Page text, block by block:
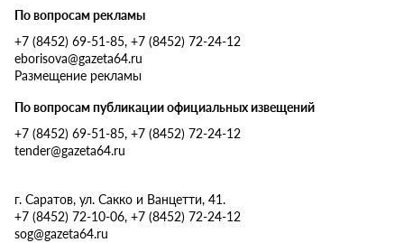
По вопросам рекламы
+7 (8452) 69-51-85, +7 (8452) 72-24-12
eborisova@gazeta64.ru
Размещение рекламы
По вопросам публикации официальных извещений
+7 (8452) 69-51-85, +7 (8452) 72-24-12
tender@gazeta64.ru
г. Саратов, ул. Сакко и Ванцетти, 41.
+7 (8452) 72-10-06, +7 (8452) 72-24-12
sog@gazeta64.ru